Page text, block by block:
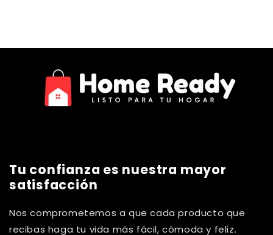
Tu confianza es nuestra mayor
satisfacción
Nos comprometemos a que cada producto que
recibas haga tu vida más fácil, cómoda y feliz.